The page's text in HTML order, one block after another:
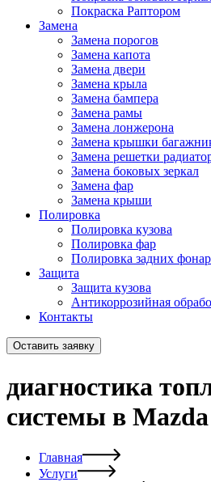
Покраска Раптором
Замена
Замена порогов
Замена капота
Замена двери
Замена крыла
Замена бампера
Замена рамы
Замена лонжерона
Замена крышки
Замена решетки
Замена боковых зеркал
Замена фар
Замена крыши
Полировка
Полировка кузова
Полировка фар
Полировка задних
Защита
Защита кузова
Антикоррозийная
Контакты
Оставить заявку
диагностика
системы в
Главная
Услуги